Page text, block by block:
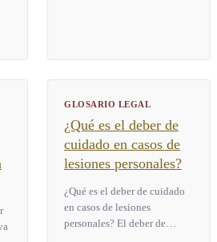
GLOSARIO LEGAL
¿Qué es el deber de
cuidado en casos de
lesiones personales?
¿Qué es el deber de cuidado
en casos de lesiones
personales? El deber de